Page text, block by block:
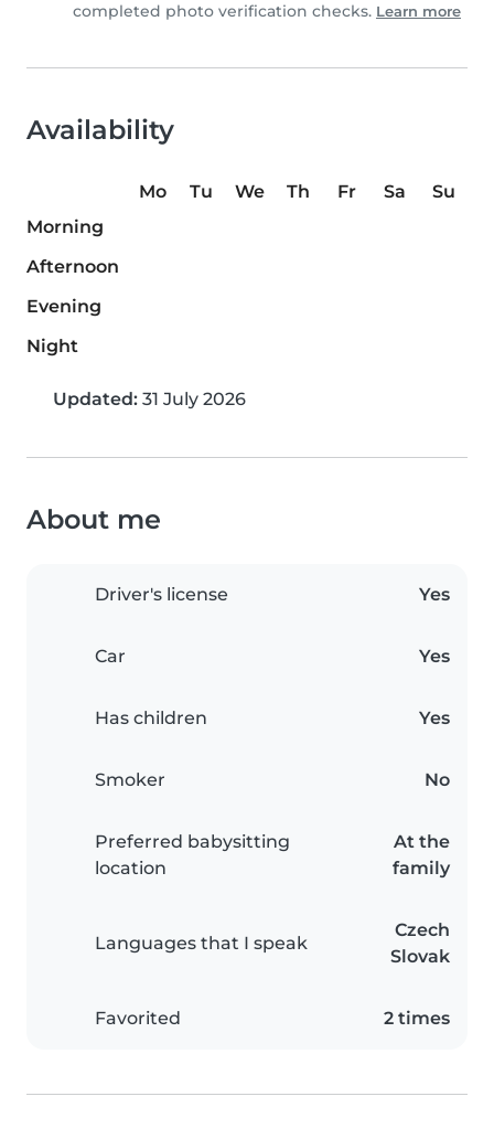
completed photo verification checks. Learn more
Availability
Mo Tu We Th Fr Sa
Su
Morning
Afternoon
Evening
Night
Updated: 31 July 2026
About me
Driver's license Yes
Car Yes
Has children Yes
Smoker No
Preferred babysitting
location
At the
family
Languages that I speak
Czech
Slovak
Favorited 2 times